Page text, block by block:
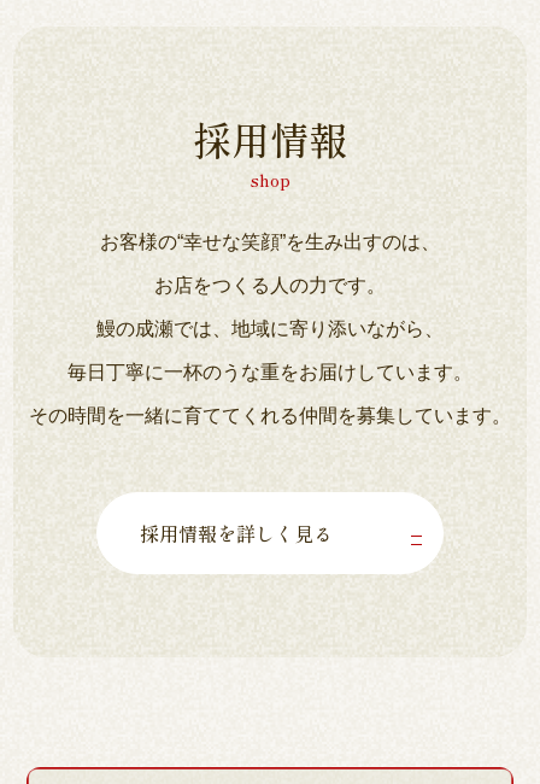
採用情報
shop
お客様の“幸せな笑顔”を生み出すのは、
お店をつくる人の力です。
鰻の成瀬では、地域に寄り添いながら、
毎日丁寧に一杯のうな重をお届けしています。
その時間を一緒に育ててくれる仲間を募集しています。
採用情報を詳しく見る